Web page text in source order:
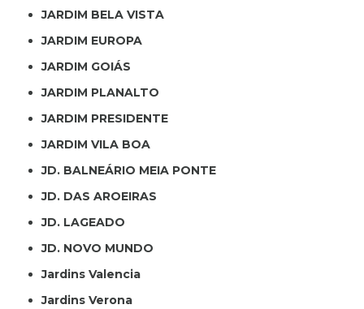
JARDIM BELA VISTA
JARDIM EUROPA
JARDIM GOIÁS
JARDIM PLANALTO
JARDIM PRESIDENTE
JARDIM VILA BOA
JD. BALNEÁRIO MEIA PONTE
JD. DAS AROEIRAS
JD. LAGEADO
JD. NOVO MUNDO
Jardins Valencia
Jardins Verona